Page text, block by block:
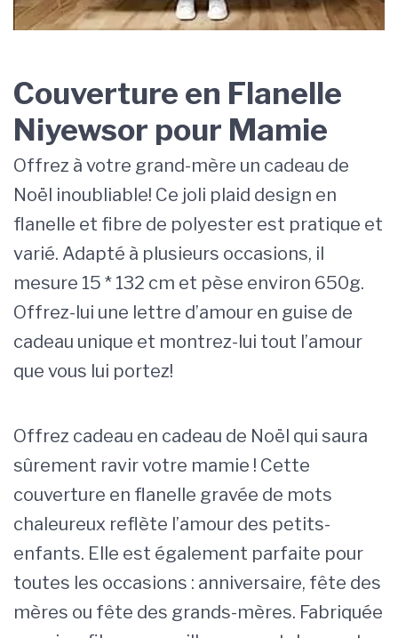
Couverture en Flanelle
Niyewsor pour Mamie
Offrez à votre grand-mère un cadeau de
Noël inoubliable! Ce joli plaid design en
flanelle et fibre de polyester est pratique et
varié. Adapté à plusieurs occasions, il
mesure 15 * 132 cm et pèse environ 650g.
Offrez-lui une lettre d’amour en guise de
cadeau unique et montrez-lui tout l’amour
que vous lui portez!
Offrez cadeau en cadeau de Noël qui saura
sûrement ravir votre mamie ! Cette
couverture en flanelle gravée de mots
chaleureux reflète l’amour des petits-
enfants. Elle est également parfaite pour
toutes les occasions : anniversaire, fête des
mères ou fête des grands-mères. Fabriquée